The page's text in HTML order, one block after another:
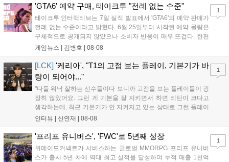
산의 영웅들 업데이트를 통해 정식 출시될 예정이다....
'GTA6' 예약 구매, 테이크투 "전례 없는 수준"
테이크투 인터랙티브는 7일 실적 발표에서 'GTA6'의 예약 판매가
전례 없는 수준이라고 밝혔다. 6월 25일부터 시작된 예약 물량은
구체적으로 공개되지 않았으나 소비자 반응이 매우 뜨겁다. 한편
11월 19일 PS5와 Xbox 시리즈 X|S로 정식 출시될 예정이며, 록
상 'Grand Theft Auto VI: An Extended Look'을 최초 공개할 계획
이다....
게임뉴스 | 김병호 | 08-08
1
[LCK] '케리아', "T1의 고점 보는 플레이, 기본기가 바
탕이 되어야..."
"다들 워낙 잘하는 선수들이다 보니까 고점을 보는 플레이들이 굉
장히 많았어요. 그런 게 기본을 잘 지키면서 하면 리턴이 크다고
생각하는데, 최근 기본기가 안 지켜지고 있는 상태로 그런 플레이
를 추구하다 보니까 팀적으로 안 좋은 사고가 계속 많이 났던 것
LoL 챔피언스 코리아(LCK)'...
인터뷰 | 신연재 | 08-08
1
'프리프 유니버스', 'FWC'로 5년째 성장
위메이드커넥트가 서비스하는 글로벌 MMORPG 프리프 유니버
스가 출시 5년 차에 역대 최고 실적을 달성하며 누적 매출 1천억
1